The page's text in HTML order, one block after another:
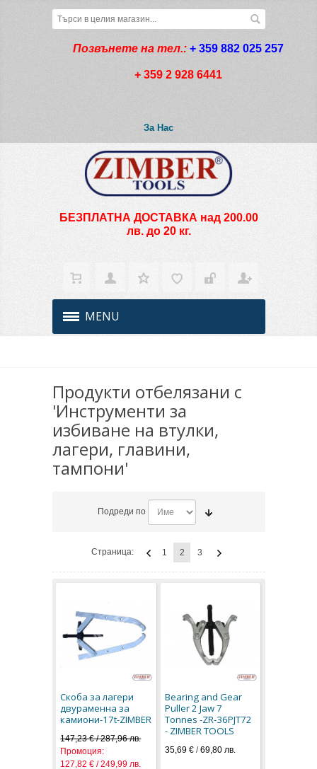
Позвънете на тел.: + 359 882 025 257
+ 359 2 928 6441
За Нас
БЕЗПЛАТНА ДОСТАВКА над 200.00
лв. до 20 кг.
MENU
Продукти отбелязани с
'Инструменти за
избиване на втулки,
лагери, главини,
тампони'
Подреди по
Страница: 1 2 3
Скоба за лагери
двураменна за
камиони-17t-ZIMBER
147,23 € / 287,96 лв.
Промоция:
127,82 € / 249,99 лв.
Bearing and Gear
Puller 2 Jaw 7
Tonnes -ZR-36PJT72
- ZIMBER TOOLS
35,69 €/69,80 лв.